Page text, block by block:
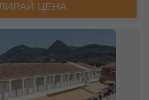
ЦЕНА